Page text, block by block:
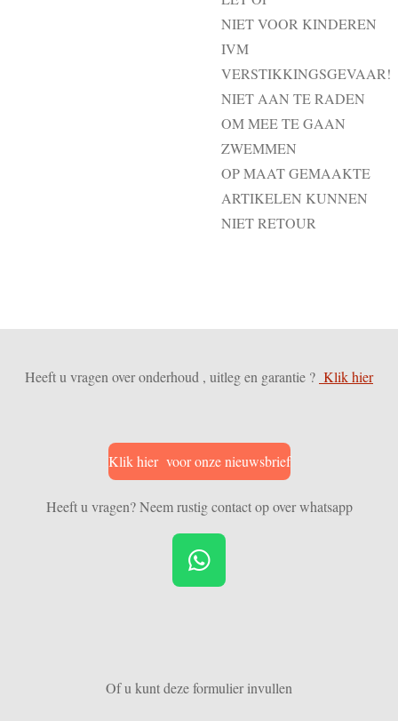
NIET VOOR KINDEREN
IVM
VERSTIKKINGSGEVAAR!
NIET AAN TE RADEN
OM MEE TE GAAN
ZWEMMEN
OP MAAT GEMAAKTE
ARTIKELEN KUNNEN
NIET RETOUR
Heeft u vragen over onderhoud , uitleg en garantie ? Klik hier
Klik hier voor onze nieuwsbrief
Heeft u vragen? Neem rustig contact op over whatsapp
W
h
A
Of u kunt deze formulier invullen